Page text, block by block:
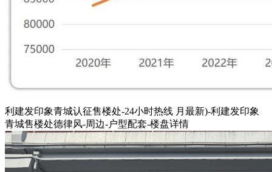
利建发印象青城认征售楼处-24小时热线 月最新)-利建发印象
青城售楼处德律风-周边-户型配套-楼盘详情